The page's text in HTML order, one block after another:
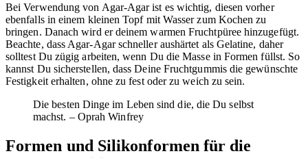
Bei Verwendung von Agar-Agar ist es wichtig, diesen vorher
ebenfalls in einem kleinen Topf mit Wasser zum Kochen zu
bringen. Danach wird er deinem warmen Fruchtpüree hinzugefügt.
Beachte, dass Agar-Agar schneller aushärtet als Gelatine, daher
solltest Du zügig arbeiten, wenn Du die Masse in Formen füllst. So
kannst Du sicherstellen, dass Deine Fruchtgummis die gewünschte
Festigkeit erhalten, ohne zu fest oder zu weich zu sein.
Die besten Dinge im Leben sind die, die Du selbst
machst. – Oprah Winfrey
Formen und Silikonformen für die